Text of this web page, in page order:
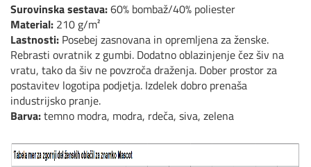
Surovinska sestava:60% bombaž/40% poliester
Material: 210 g/m²
Lastnosti: Posebej zasnovana in opremljena za ženske.
Rebrasti ovratnik z gumbi. Dodatno oblazinjenje čez šiv na
vratu, tako da šiv ne povzroča draženja. Dober prostor za
postavitev logotipa podjetja. Izdelek dobro prenaša
industrijsko pranje.
Barva:temno modra, modra, rdeča, siva, zelena